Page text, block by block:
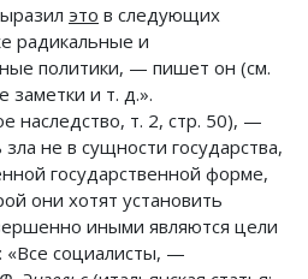
это в следующих
радикальные и
политики, — пишет он (см.
заметки и т. д.».
наследство, т. 2, стр. 50), —
не в сущности государства,
государственной форме,
они хотят установить
иными являются цели
«Все социалисты, —